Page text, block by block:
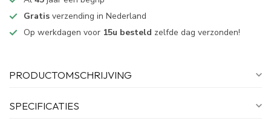
Gratis verzending in Nederland
Op werkdagen voor 15u besteld zelfde dag verzonden!
PRODUCTOMSCHRIJVING
SPECIFICATIES